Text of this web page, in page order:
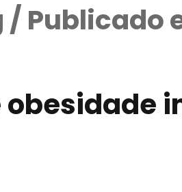
Publicado
obesidade